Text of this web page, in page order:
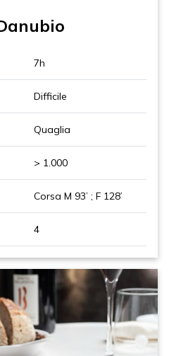
7h
Difficile
Quaglia
> 1.000
Corsa M 93’ ; F 128’
4